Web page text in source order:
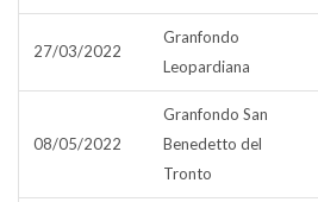
27/03/2022
Granfondo
Leopardiana
08/05/2022
Granfondo San
Benedetto del
Tronto